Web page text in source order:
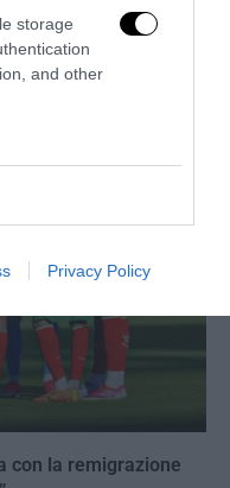
storage
and other
Privacy Policy
dell’umanità
con la remigrazione